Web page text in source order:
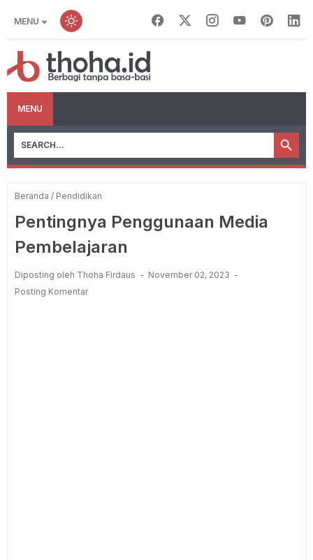
MENU
MENU
Beranda / Pendidikan
Pentingnya Penggunaan Media
Pembelajaran
Diposting oleh Thoha Firdaus
November 02, 2023
Posting Komentar